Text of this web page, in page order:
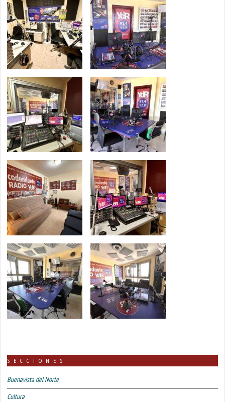
SECCIONES
Buenavista del Norte
Cultura